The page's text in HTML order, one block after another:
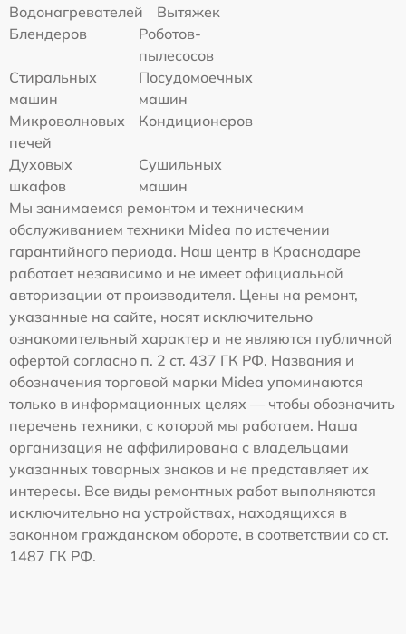
Водонагревателей
Вытяжек
Блендеров
Роботов-
пылесосов
Стиральных
машин
Посудомоечных
машин
Микроволновых
печей
Кондиционеров
Духовых
шкафов
Сушильных
машин
Мы занимаемся ремонтом и техническим
обслуживанием техники Midea по истечении
гарантийного периода. Наш центр в Краснодаре
работает независимо и не имеет официальной
авторизации от производителя. Цены на ремонт,
указанные на сайте, носят исключительно
ознакомительный характер и не являются публичной
офертой согласно п. 2 ст. 437 ГК РФ. Названия и
обозначения торговой марки Midea упоминаются
только в информационных целях — чтобы обозначить
перечень техники, с которой мы работаем. Наша
организация не аффилирована с владельцами
указанных товарных знаков и не представляет их
интересы. Все виды ремонтных работ выполняются
исключительно на устройствах, находящихся в
законном гражданском обороте, в соответствии со ст.
1487 ГК РФ.